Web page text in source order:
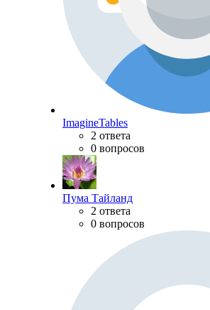
ImagineTables
2 ответа
0 вопросов
Пума Тайланд
2 ответа
0 вопросов